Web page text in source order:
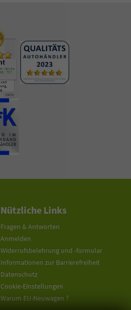
Nützliche Links
Fragen & Antworten
Anmelden
Widerrufsbelehrung und -formular
Informationen zur Barrierefreiheit
Datenschutz
Cookie-Einstellungen
Warum EU-Neuwagen ?